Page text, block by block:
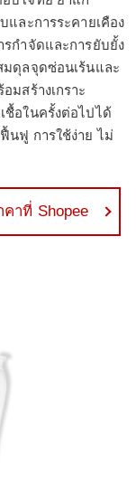
และการระคายเคือง
รกำจัดและการยับยั้ง
มดุลจุดซ่อนเร้นและ
มสร้างเกราะ
ชื้อในครั้งต่อไปได้
นฟู การใช้ง่าย ไม่
คาที่ Shopee